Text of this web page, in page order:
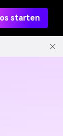
starten